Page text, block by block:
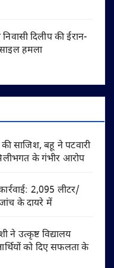
दिलीप की ईरान-
हमला
साजिश, बहू ने पटवारी
के गंभीर आरोप
2,095 लीटर/
के दायरे में
ने उत्कृष्ट विद्यालय
को दिए सफलता के